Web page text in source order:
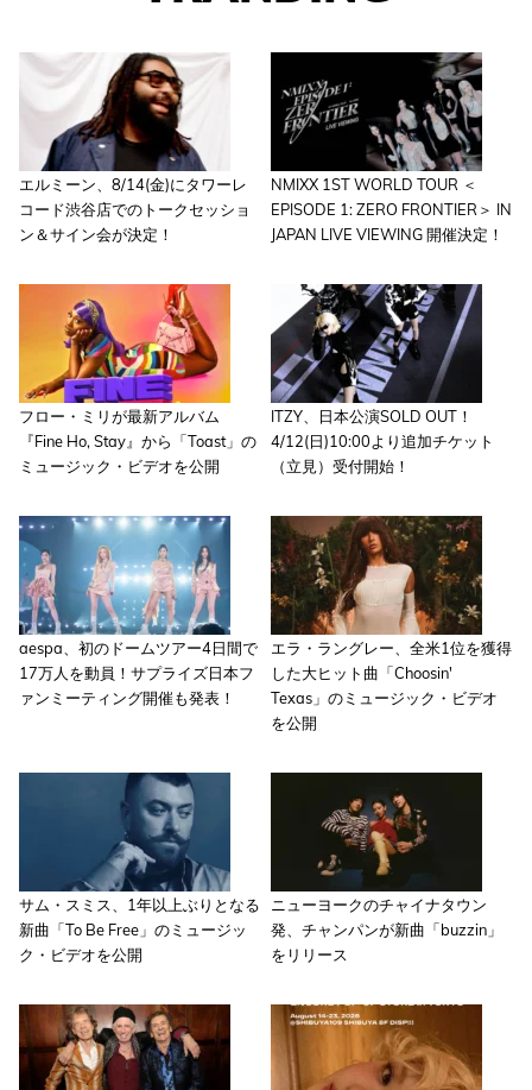
エルミーン、8/14(金)にタワーレ
コード渋谷店でのトークセッショ
ン＆サイン会が決定！
NMIXX 1ST WORLD TOUR ＜
EPISODE 1: ZERO FRONTIER＞ IN
JAPAN LIVE VIEWING 開催決定！
フロー・ミリが最新アルバム
『Fine Ho, Stay』から「Toast」の
ミュージック・ビデオを公開
ITZY、日本公演SOLD OUT！
4/12(日)10:00より追加チケット
（立見）受付開始！
aespa、初のドームツアー4日間で
17万人を動員！サプライズ日本フ
ァンミーティング開催も発表！
エラ・ラングレー、全米1位を獲得
した大ヒット曲「Choosin'
Texas」のミュージック・ビデオ
を公開
サム・スミス、1年以上ぶりとなる
新曲「To Be Free」のミュージッ
ク・ビデオを公開
ニューヨークのチャイナタウン
発、チャンパンが新曲「buzzin」
をリリース